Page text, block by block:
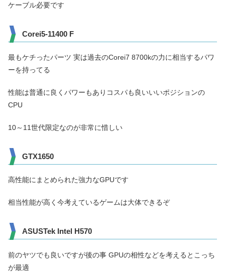
ケーブル必要です
Corei5-11400 F
最もケチったパーツ 実は過去のCorei7 8700kの力に相当するパワ
ーを持ってる
性能は普通に良くパワーもありコスパも良いいいポジションの
CPU
10～11世代限定なのが非常に惜しい
GTX1650
高性能にまとめられた強力なGPUです
相当性能が高く今考えているゲームは大体できるぞ
ASUSTek Intel H570
前のヤツでも良いですが後の事 GPUの相性などを考えるとこっち
が最適